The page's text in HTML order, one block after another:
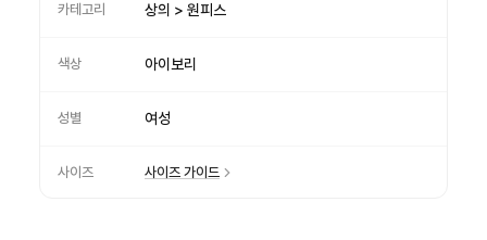
카테고리 상의 > 원피스
색상 아이보리
성별 여성
사이즈 사이즈 가이드